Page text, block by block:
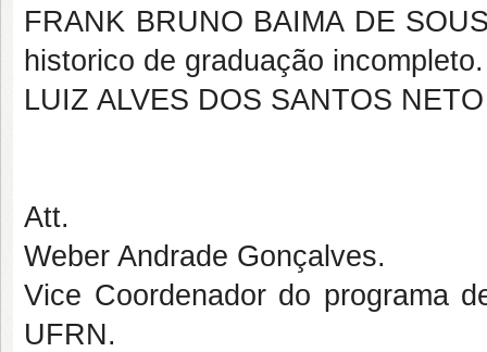
FRANK BRUNO BAIMA DE
historico de graduação incompleto.
LUIZ ALVES DOS SANTOS
Att.
Weber Andrade Gonçalves.
Vice Coordenador do programa
UFRN.